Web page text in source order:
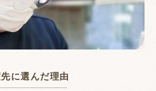
に選んだ理由